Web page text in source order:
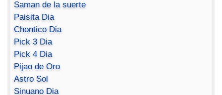
Saman de la suerte
Paisita Dia
Chontico Dia
Pick 3 Dia
Pick 4 Dia
Pijao de Oro
Astro Sol
Sinuano Dia